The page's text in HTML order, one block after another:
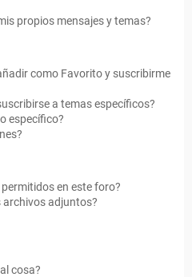
propios mensajes y temas?
como Favorito y suscribirme
a temas específicos?
específico?
en este foro?
archivos adjuntos?
cosa?